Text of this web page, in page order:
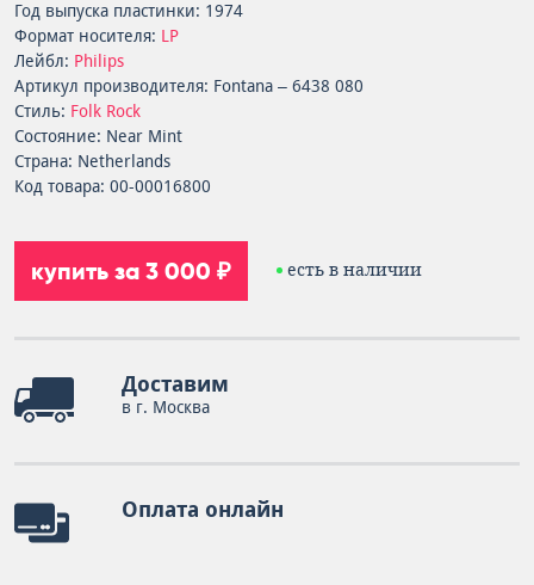
Год выпуска пластинки: 1974
Формат носителя: LP
Лейбл: Philips
Артикул производителя: Fontana – 6438 080
Стиль: Folk Rock
Состояние: Near Mint
Страна: Netherlands
Код товара: 00-00016800
купить за 3 000 ₽ есть в наличии
Доставим
в г. Москва
Оплата онлайн